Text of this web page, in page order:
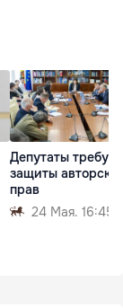
Депутаты
защиты
прав
24 Мая. 16:45